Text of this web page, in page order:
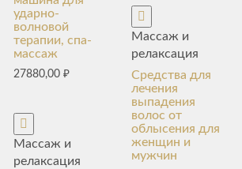
ударно-
волновой
терапии, спа-
массаж
27880,00 ₽
Массаж и
релаксация
Массаж и
релаксация
Средства для
лечения
выпадения
волос от
облысения для
женщин и
мужчин